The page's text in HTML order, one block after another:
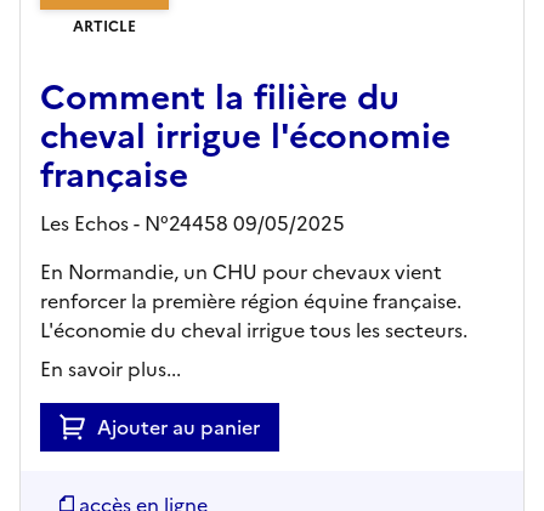
ARTICLE
Comment la filière du
cheval irrigue l'économie
française
Les Echos - N°24458 09/05/2025
En Normandie, un CHU pour chevaux vient
renforcer la première région équine française.
L'économie du cheval irrigue tous les secteurs.
En savoir plus...
Ajouter au panier
accès en ligne